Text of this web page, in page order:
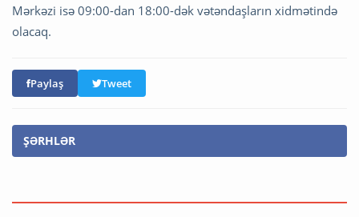
Mərkəzi isə 09:00-dan 18:00-dək vətəndaşların xidmətində
olacaq.
Paylaş Tweet
ŞƏRHLƏR